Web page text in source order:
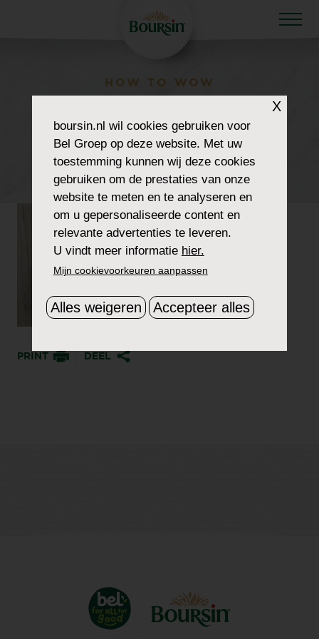
HOW TO WOW
MET-BOURSIN-
HEADER
PRINT DEEL
X
boursin.nl wil cookies gebruiken voor
Bel Groep op deze website. Met uw
toestemming kunnen wij deze cookies
gebruiken om de prestaties van onze
website te meten en te analyseren en
om u gepersonaliseerde content en
relevante advertenties te leveren.
U vindt meer informatie hier.
Mijn cookievoorkeuren aanpassen
Alles weigeren Accepteer alles